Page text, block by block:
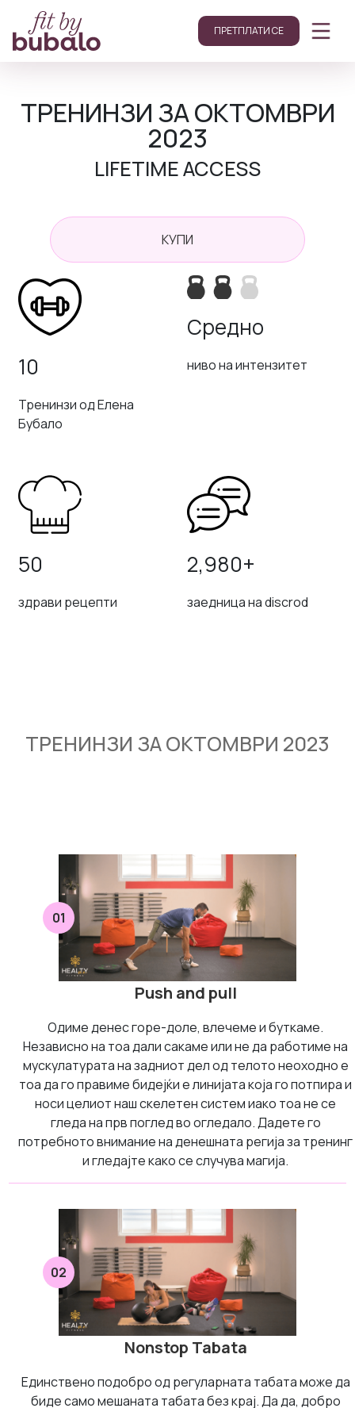
ПРЕТПЛАТИ СЕ
ТРЕНИНЗИ ЗА ОКТОМВРИ
2023
LIFETIME ACCESS
КУПИ
10
Тренинзи од Елена
Бубало
Средно
ниво на интензитет
50
здрави рецепти
2,980+
заедница на discrod
ТРЕНИНЗИ ЗА ОКТОМВРИ 2023
01
Push and pull
Одиме денес горе-доле, влечеме и буткаме.
Независно на тоа дали сакаме или не да работиме на
мускулатурата на задниот дел од телото неоходно е
тоа да го правиме бидејќи е линијата која го потпира и
носи целиот наш скелетен систем иако тоа не се
гледа на прв поглед во огледало. Дадете го
потребното внимание на денешната регија за тренинг
и гледајте како се случува магија.
02
Nonstop Tabata
Единствено подобро од регуларната табата може да
биде само мешаната табата без крај. Да да, добро